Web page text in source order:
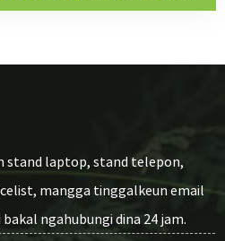
stand laptop, stand telepon,
mangga tinggalkeun email
ngahubungi dina 24 jam.